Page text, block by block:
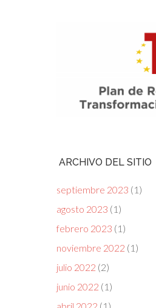
ARCHIVO DEL SITIO
septiembre 2023 (1)
agosto 2023 (1)
febrero 2023 (1)
noviembre 2022 (1)
julio 2022 (2)
junio 2022 (1)
abril 2022 (1)